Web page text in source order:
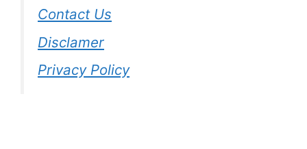
Contact Us
Disclamer
Privacy Policy